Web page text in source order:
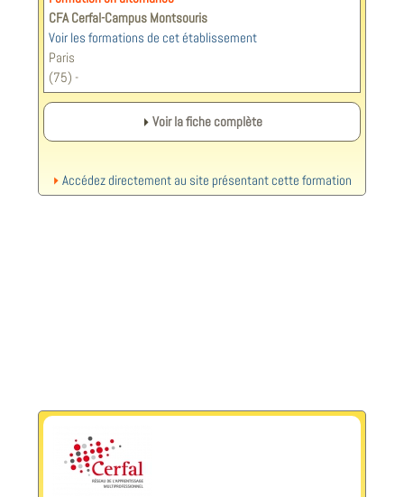
CFA Cerfal-Campus Montsouris
Voir les formations de cet établissement
Paris
(75) -
Voir la fiche complète
Accédez directement au site présentant cette formation